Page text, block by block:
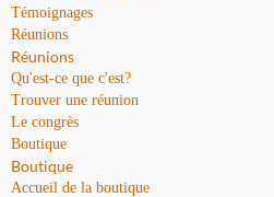
Témoignages
Réunions
Réunions
Qu'est-ce que c'est?
Trouver une réunion
Le congrès
Boutique
Boutique
Accueil de la boutique